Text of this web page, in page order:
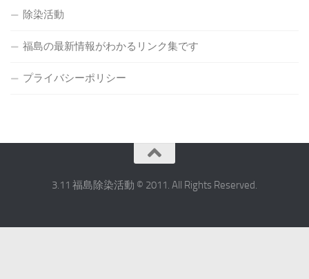
除染活動
福島の最新情報がわかるリンク集です
プライバシーポリシー
3.11 福島除染活動 © 2011. All Rights Reserved.